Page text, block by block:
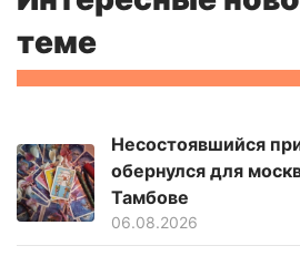
теме
Несостоявшийся
обернулся для
Тамбове
06.08.2026